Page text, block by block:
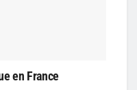
en France